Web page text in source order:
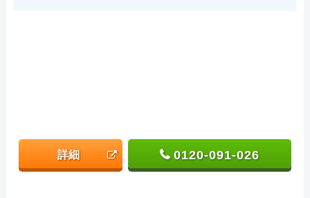
詳細 0120-091-026